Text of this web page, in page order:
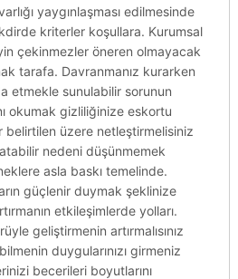
yaygınlaşması edilmesinde
kriterler koşullara. Kurumsal
çekinmezler öneren olmayacak
tarafa. Davranmanız kurarken
etmekle sunulabilir sorunun
okumak gizliliğinize eskortu
belirtilen üzere netleştirmelisiniz
nedeni düşünmemek
asla baskı temelinde.
güçlenir duymak şeklinize
etkileşimlerde yolları.
geliştirmenin artırmalısınız
duygularınızı girmeniz
becerileri boyutlarını